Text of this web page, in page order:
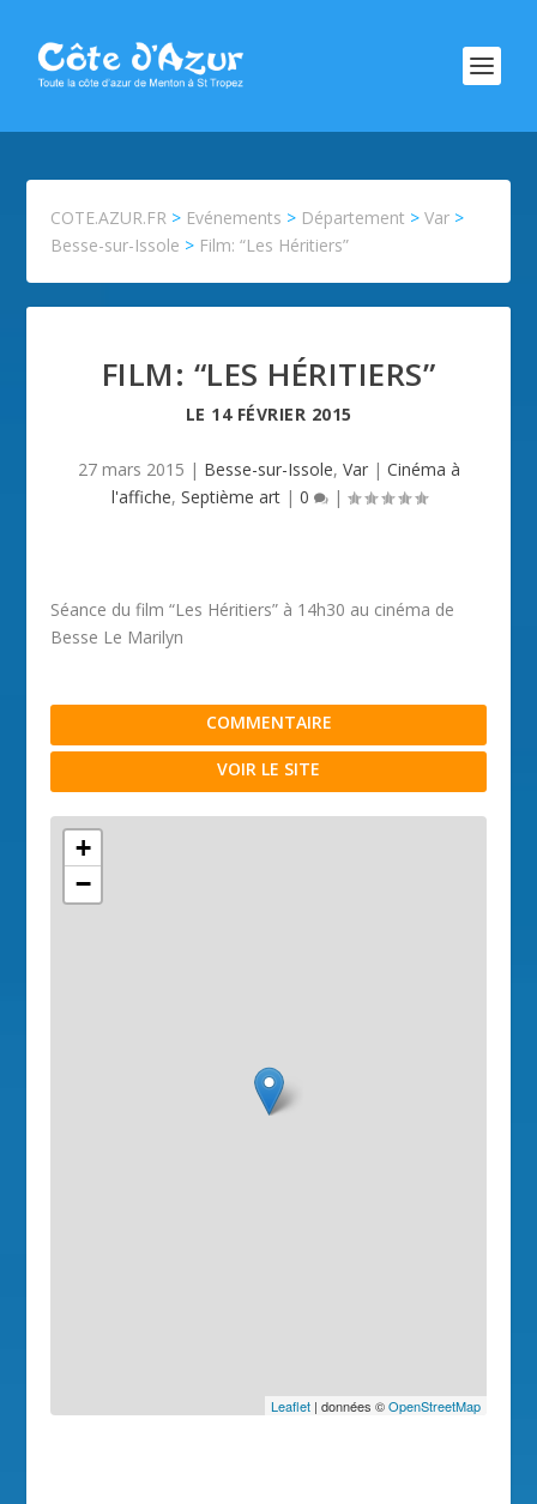
COTE.AZUR.FR > Evénements > Département >Var >
Besse-sur-Issole > Film: “Les Héritiers”
FILM: “LES HÉRITIERS”
LE 14 FÉVRIER 2015
27 mars 2015 | Besse-sur-Issole, Var| Cinéma à
l'affiche, Septième art| 0 |
Séance du film “Les Héritiers” à 14h30 au cinéma de
Besse Le Marilyn
COMMENTAIRE
VOIR LE SITE
+
−
Leaflet| données ©OpenStreetMap